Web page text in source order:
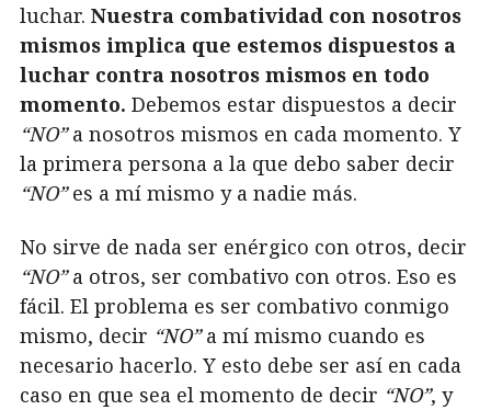
luchar. Nuestra combatividad con nosotros
mismos implica que estemos dispuestos a
luchar contra nosotros mismos en todo
momento. Debemos estar dispuestos a decir
“NO”a nosotros mismos en cada momento. Y
la primera persona a la que debo saber decir
“NO”es a mí mismo y a nadie más.
No sirve de nada ser enérgico con otros, decir
“NO”a otros, ser combativo con otros. Eso es
fácil. El problema es ser combativo conmigo
mismo, decir “NO”a mí mismo cuando es
necesario hacerlo. Y esto debe ser así en cada
caso en que sea el momento de decir “NO”, y